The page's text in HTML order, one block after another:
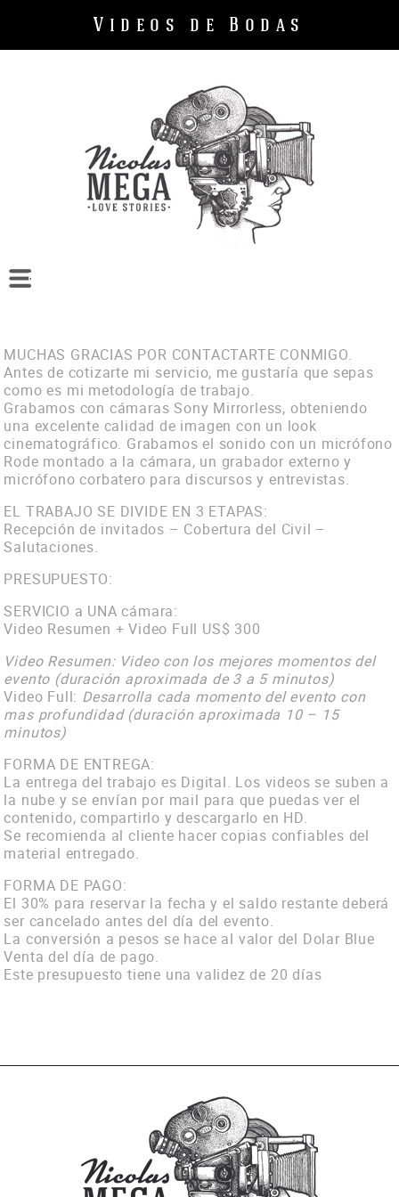
Videos de Bodas
Bodas
Sobre mi
Contacto
Vimeo
Facebook
MUCHAS GRACIAS POR CONTACTARTE CONMIGO.
Antes de cotizarte mi servicio, me gustaría que sepas
como es mi metodología de trabajo.
Grabamos con cámaras Sony Mirrorless, obteniendo
una excelente calidad de imagen con un look
cinematográfico. Grabamos el sonido con un micrófono
Rode montado a la cámara, un grabador externo y
micrófono corbatero para discursos y entrevistas.
EL TRABAJO SE DIVIDE EN 3 ETAPAS:
Recepción de invitados – Cobertura del Civil –
Salutaciones.
PRESUPUESTO:
SERVICIO a UNA cámara:
Video Resumen + Video Full US$ 300
Video Resumen: Video con los mejores momentos del
evento (duración aproximada de 3 a 5 minutos)
Video Full: Desarrolla cada momento del evento con
mas profundidad (duración aproximada 10 – 15
minutos)
FORMA DE ENTREGA:
La entrega del trabajo es Digital. Los videos se suben a
la nube y se envían por mail para que puedas ver el
contenido, compartirlo y descargarlo en HD.
Se recomienda al cliente hacer copias confiables del
material entregado.
FORMA DE PAGO:
El 30% para reservar la fecha y el saldo restante deberá
ser cancelado antes del día del evento.
La conversión a pesos se hace al valor del Dolar Blue
Venta del día de pago.
Este presupuesto tiene una validez de 20 días